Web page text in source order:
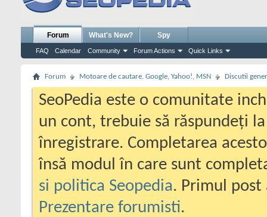
Forum
FAQ Calendar Community Forum Actions Quick Links
What's New? Spy
Forum Motoare de cautare. Google, Yahoo!, MSN Discutii
SeoPedia este o comunitate
un cont, trebuie să răspundeți
înregistrare. Completarea
însă modul în care sunt
si politica Seopedia. Primul
Prezentare forumisti.